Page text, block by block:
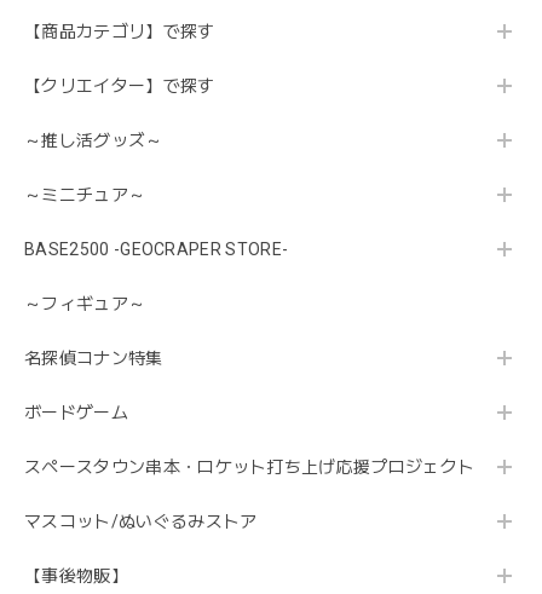
【商品カテゴリ】で探す
【クリエイター】で探す
～推し活グッズ～
～ミニチュア～
BASE2500 -GEOCRAPER STORE-
～フィギュア～
名探偵コナン特集
ボードゲーム
スペースタウン串本・ロケット打ち上げ応援プロジェクト
マスコット/ぬいぐるみストア
【事後物販】